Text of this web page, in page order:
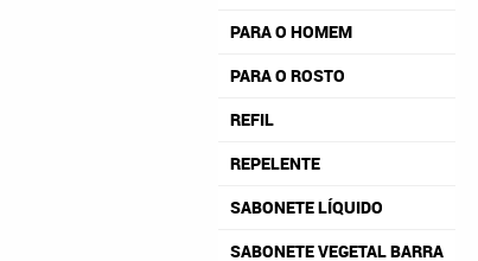
PARA O HOMEM
PARA O ROSTO
REFIL
REPELENTE
SABONETE LÍQUIDO
SABONETE VEGETAL BARRA